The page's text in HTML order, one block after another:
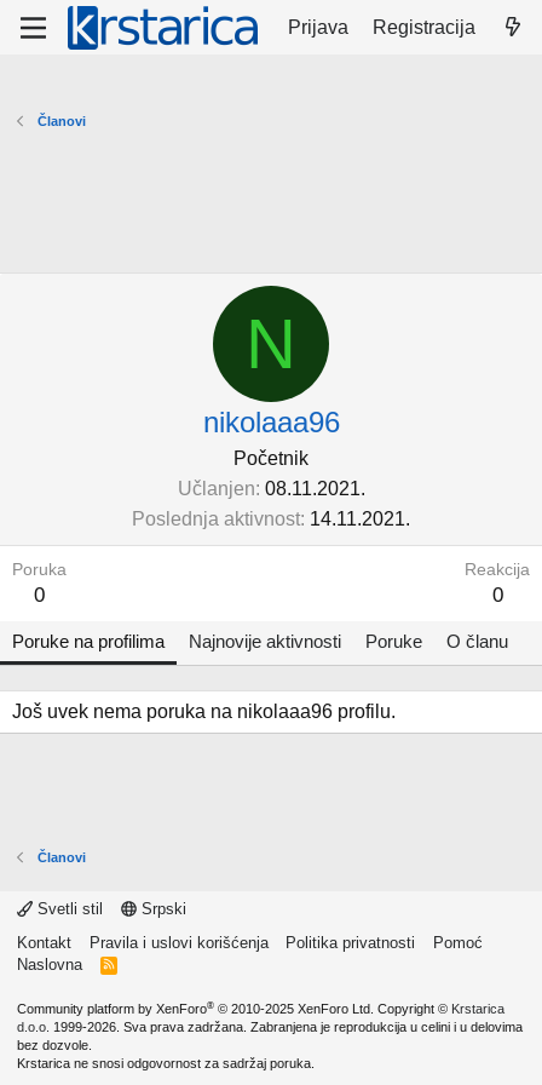
Prijava Registracija
Članovi
N
nikolaaa96
Početnik
Učlanjen 08.11.2021.
Poslednja aktivnost 14.11.2021.
Poruka
0
Reakcija
0
Poruke na profilima Najnovije aktivnosti Poruke O članu
Još uvek nema poruka na nikolaaa96 profilu.
Članovi
Svetli stil
Srpski
Kontakt
Pravila i uslovi korišćenja Politika privatnosti
Pomoć
Naslovna
R
Community platform by XenForo® © 2010-2025 XenForo Ltd. Copyright © Krstarica
d.o.o. 1999-2026. Sva prava zadržana. Zabranjena je reprodukcija u celini i u delovima
bez dozvole.
Krstarica ne snosi odgovornost za sadržaj poruka.